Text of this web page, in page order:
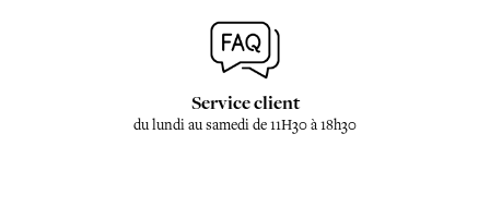
Service client
du lundi au samedi de 11H30 à 18h30